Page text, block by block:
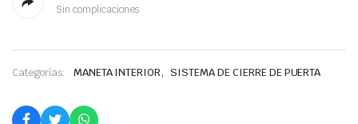
Sin complicaciones
Categorías: MANETA INTERIOR, SISTEMA DE CIERRE DE PUERTA